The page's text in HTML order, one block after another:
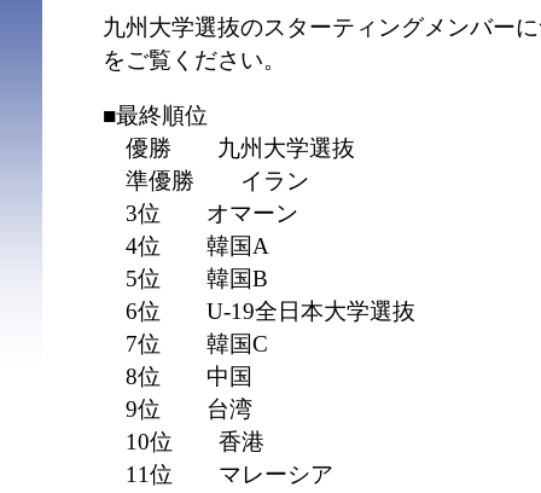
九州大学選抜のスターティングメンバー
をご覧ください。
■最終順位
優勝 九州大学選抜
準優勝 イラン
3位 オマーン
4位 韓国A
5位 韓国B
6位 U-19全日本大学選抜
7位 韓国C
8位 中国
9位 台湾
10位 香港
11位 マレーシア